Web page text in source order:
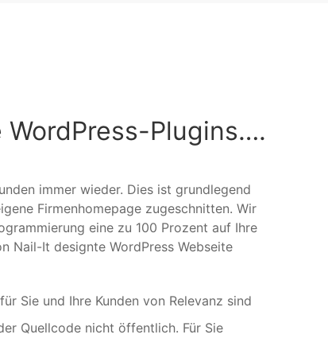
Plugins….
immer wieder. Dies ist grundlegend
Firmenhomepage zugeschnitten. Wir
eine zu 100 Prozent auf Ihre
Nail-It designte WordPress Webseite
Sie und Ihre Kunden von Relevanz sind
Quellcode nicht öffentlich. Für Sie